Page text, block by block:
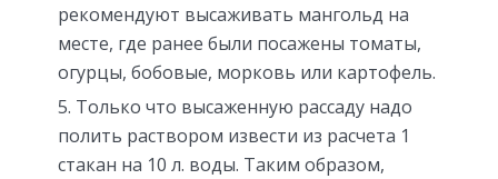
рекомендуют высаживать мангольд на
месте, где ранее были посажены томаты,
огурцы, бобовые, морковь или картофель.
Только что высаженную рассаду надо
полить раствором извести из расчета 1
стакан на 10 л. воды. Таким образом,